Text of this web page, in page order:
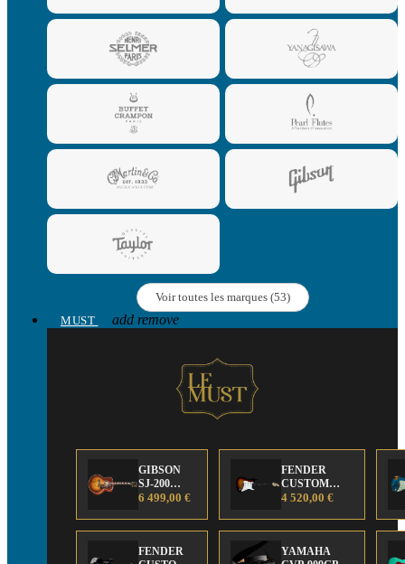
Voir toutes les marques (53)
MUST
add remove
GIBSON
SJ-200
Anniversary
Edition
6 499,00 €
FENDER
CUSTOM
SHOP Strat 63'
4 520,00 €
FENDER
YAMAHA